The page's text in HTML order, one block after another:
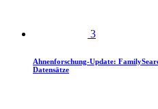
3
Ahnenforschung-Update:
Datensätze